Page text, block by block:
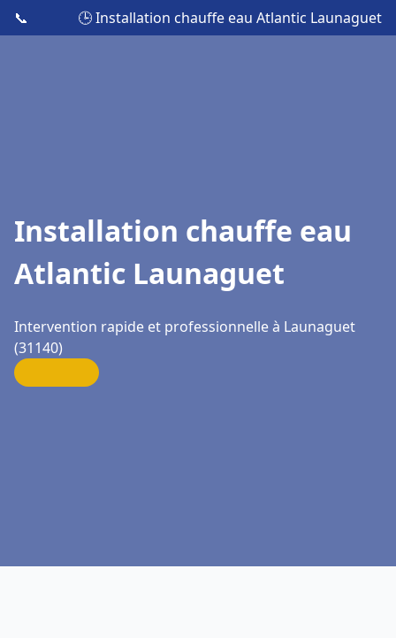
📞 🕒 Installation chauffe eau Atlantic Launaguet
Installation chauffe eau
Atlantic Launaguet
Intervention rapide et professionnelle à Launaguet
(31140)